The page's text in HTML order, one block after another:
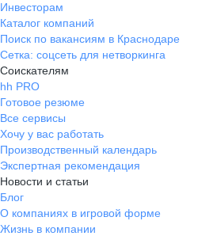
Инвесторам
Каталог компаний
Поиск по вакансиям в Краснодаре
Сетка: соцсеть для нетворкинга
Соискателям
hh PRO
Готовое резюме
Все сервисы
Хочу у вас работать
Производственный календарь
Экспертная рекомендация
Новости и статьи
Блог
О компаниях в игровой форме
Жизнь в компании